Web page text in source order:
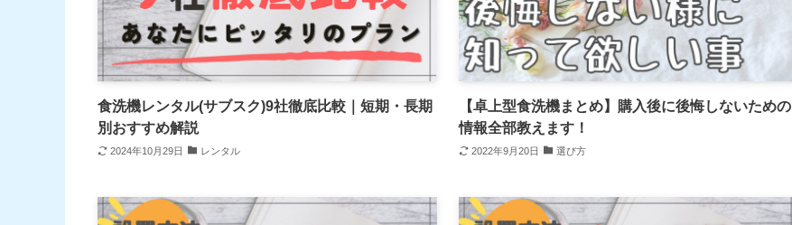
食洗機レンタル(サブスク)9社徹底比較｜短期・長期
別おすすめ解説
2024年10月29日 レンタル
【卓上型食洗機まとめ】購入後に後悔しないための
情報全部教えます！
2022年9月20日 選び方